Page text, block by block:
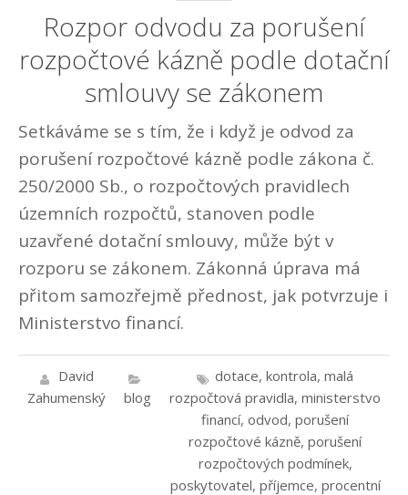
Rozpor odvodu za porušení
rozpočtové kázně podle dotační
smlouvy se zákonem
Setkáváme se s tím, že i když je odvod za
porušení rozpočtové kázně podle zákona č.
250/2000 Sb., o rozpočtových pravidlech
územních rozpočtů, stanoven podle
uzavřené dotační smlouvy, může být v
rozporu se zákonem. Zákonná úprava má
přitom samozřejmě přednost, jak potvrzuje i
Ministerstvo financí.
David
Zahumenský
blog
dotace, kontrola, malá
rozpočtová pravidla, ministerstvo
financí, odvod, porušení
rozpočtové kázně, porušení
rozpočtových podmínek,
poskytovatel, příjemce, procentní